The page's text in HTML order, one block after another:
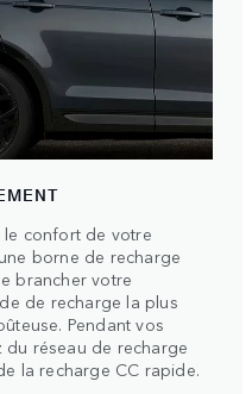
le confort de votre
borne de recharge
brancher votre
de recharge la plus
Pendant vos
réseau de recharge
la recharge CC rapide.